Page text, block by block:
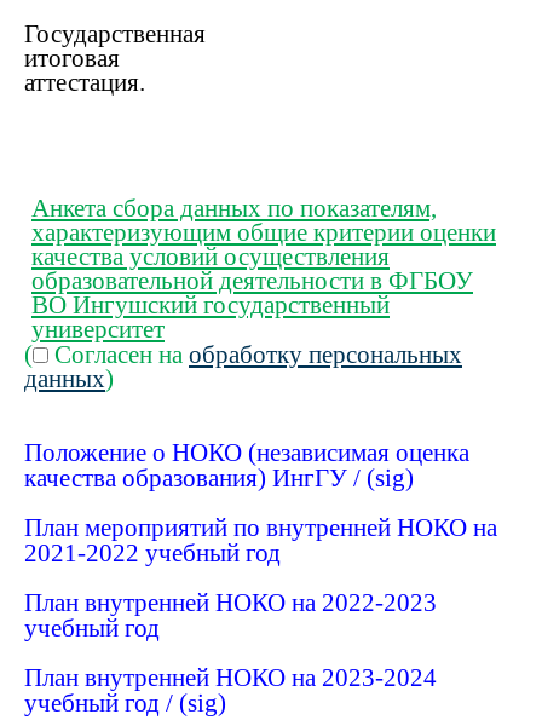
Государственная
итоговая
аттестация.
Анкета сбора данных по показателям,
характеризующим общие критерии оценки
качества условий осуществления
образовательной деятельности в ФГБОУ
ВО Ингушский государственный
университет
(
Согласен на обработку персональных
данных)
Положение о НОКО (независимая оценка
качества образования) ИнгГУ / (sig)
План мероприятий по внутренней НОКО на
2021-2022 учебный год
План внутренней НОКО на 2022-2023
учебный год
План внутренней НОКО на 2023-2024
учебный год / (sig)